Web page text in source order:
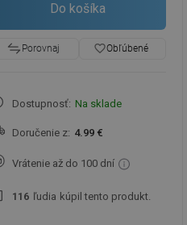
Do košíka
Porovnaj favorite_borderObľúbené
Dostupnosť: Na sklade
Doručenie z: 4.99 €
Vrátenie až do 100 dní
1 1 6 ľudia kúpil tento produkt.